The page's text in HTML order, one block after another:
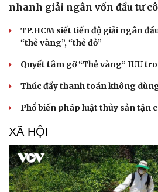
Tư vấn
Săn Tour
check-in
Câu
Kể
Hạt
nhanh giải ngân vốn đầu tư
TP.HCM siết tiến độ giải ngân
“thẻ vàng”, “thẻ đỏ”
Quyết tâm gỡ “Thẻ vàng” IUU
Thúc đẩy thanh toán không
Phổ biến pháp luật thủy sản tận
XÃ HỘI